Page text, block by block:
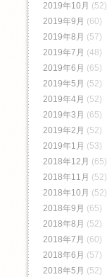
2019年10月 (52)
2019年9月 (60)
2019年8月 (57)
2019年7月 (48)
2019年6月 (65)
2019年5月 (52)
2019年4月 (52)
2019年3月 (65)
2019年2月 (52)
2019年1月 (53)
2018年12月 (65)
2018年11月 (52)
2018年10月 (52)
2018年9月 (65)
2018年8月 (52)
2018年7月 (60)
2018年6月 (57)
2018年5月 (52)